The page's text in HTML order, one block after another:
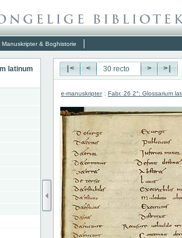
Manuskripter & Boghistorie
latinum
|< < > >|
e-manuskripter : Fabr. 26 2°: Glossarium